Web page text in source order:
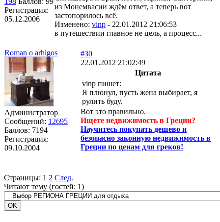
Регистрация:
05.12.2006
из Монемвасии ждём ответ, а теперь вот
застопорилось всё.
Изменено: vinp - 22.01.2012 21:06:53
в путешествии главное не цель, а процесс...
Roman o arhigos
Администратор
Сообщений: 12695
Баллов: 7194
Регистрация:
09.10.2004
#30
22.01.2012 21:02:49
Цитата
vinp пишет:
Я плюнул, пусть жена выбирает, я
рулить буду.
Вот это правильно.
Ищете недвижимость в Греции?
Научитесь покупать дешево и
безопасно законную недвижимость в
Греции по ценам для греков!
Страницы: 1 2 След.
Читают тему (гостей: 1)